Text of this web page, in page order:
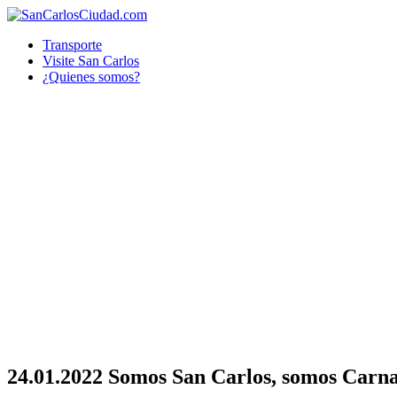
Transporte
Visite San Carlos
¿Quienes somos?
24.01.2022 Somos San Carlos, somos